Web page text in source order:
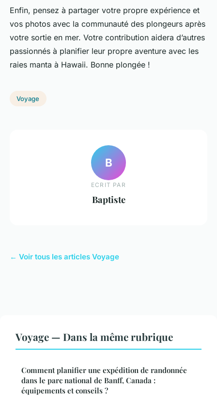
Enfin, pensez à partager votre propre expérience et
vos photos avec la communauté des plongeurs après
votre sortie en mer. Votre contribution aidera d’autres
passionnés à planifier leur propre aventure avec les
raies manta à Hawaii. Bonne plongée !
Voyage
B
ECRIT PAR
Baptiste
← Voir tous les articles Voyage
Voyage — Dans la même rubrique
Comment planifier une expédition de randonnée
dans le parc national de Banff, Canada :
équipements et conseils ?